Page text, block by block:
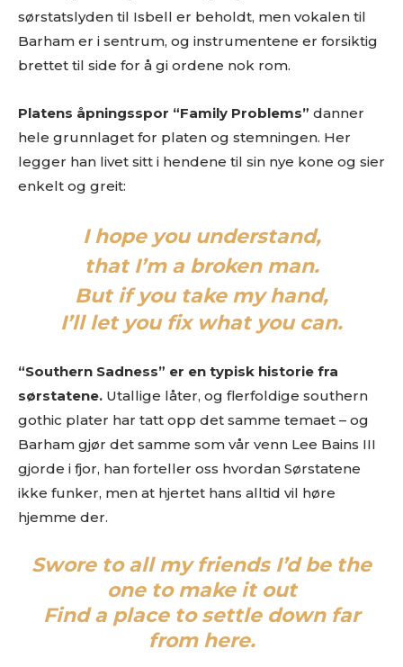
sørstatslyden til Isbell er beholdt, men vokalen til
Barham er i sentrum, og instrumentene er forsiktig
brettet til side for å gi ordene nok rom.
Platens åpningsspor “Family Problems” danner
hele grunnlaget for platen og stemningen. Her
legger han livet sitt i hendene til sin nye kone og sier
enkelt og greit:
I hope you understand,
that I’m a broken man.
But if you take my hand,
I’ll let you fix what you can.
“Southern Sadness” er en typisk historie fra
sørstatene. Utallige låter, og flerfoldige southern
gothic plater har tatt opp det samme temaet – og
Barham gjør det samme som vår venn Lee Bains III
gjorde i fjor, han forteller oss hvordan Sørstatene
ikke funker, men at hjertet hans alltid vil høre
hjemme der.
Swore to all my friends I’d be the
one to make it out
Find a place to settle down far
from here.